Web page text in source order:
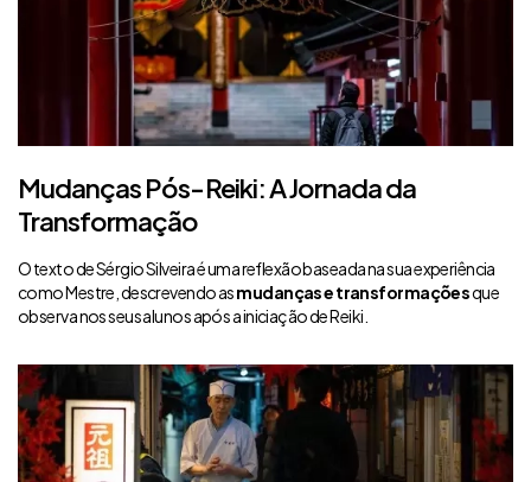
Mudanças Pós-Reiki: A Jornada da
Transformação
O texto de Sérgio Silveira é uma reflexão baseada na sua experiência
como Mestre, descrevendo asmudanças e transformaçõesque
observa nos seus alunos após a iniciação de Reiki.